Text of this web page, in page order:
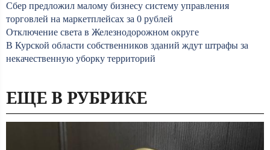
Сбер предложил малому бизнесу систему управления
торговлей на маркетплейсах за 0 рублей
Отключение света в Железнодорожном округе
В Курской области собственников зданий ждут штрафы за
некачественную уборку территорий
ЕЩЕ В РУБРИКЕ